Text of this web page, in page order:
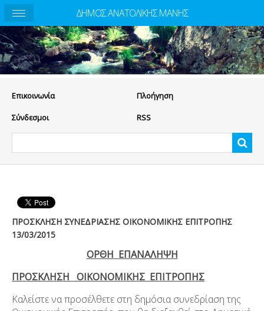
Eπικοινωνία Πλοήγηση
Σύνδεσμοι RSS
ΠΡΟΣΚΛΗΣΗ ΣΥΝΕΔΡΙΑΣΗΣ ΟΙΚΟΝΟΜΙΚΗΣ ΕΠΙΤΡΟΠΗΣ
13/03/2015
ΟΡΘΗ ΕΠΑΝΑΛΗΨΗ
ΠΡΟΣΚΛΗΣΗ ΟΙΚΟΝΟΜΙΚΗΣ ΕΠΙΤΡΟΠΗΣ
Καλείστε να προσέλθετε στη δημόσια συνεδρίαση της
ΔΗΜΟΣ ΑΝΑΤΟΛΙΚΗΣ ΜΑΝΗΣ